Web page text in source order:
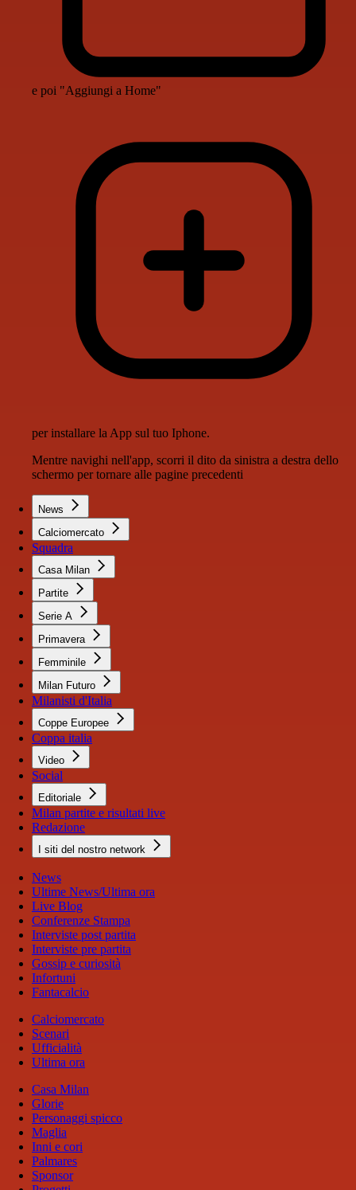
e poi "Aggiungi a Home"
per installare la App sul tuo Iphone.
Mentre navighi nell'app, scorri il dito da sinistra a destra dello
schermo per tornare alle pagine precedenti
News
Calciomercato
Squadra
Casa Milan
Partite
Serie A
Primavera
Femminile
Milan Futuro
Milanisti d'Italia
Coppe Europee
Coppa italia
Video
Social
Editoriale
Milan partite e risultati live
Redazione
I siti del nostro network
News
Ultime News/Ultima ora
Live Blog
Conferenze Stampa
Interviste post partita
Interviste pre partita
Gossip e curiosità
Infortuni
Fantacalcio
Calciomercato
Scenari
Ufficialità
Ultima ora
Casa Milan
Glorie
Personaggi spicco
Maglia
Inni e cori
Palmares
Sponsor